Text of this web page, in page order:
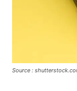
Source :